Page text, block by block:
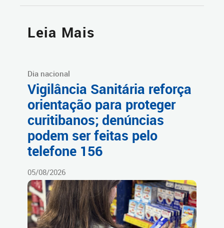
Leia Mais
Dia nacional
Vigilância Sanitária reforça
orientação para proteger
curitibanos; denúncias
podem ser feitas pelo
telefone 156
05/08/2026